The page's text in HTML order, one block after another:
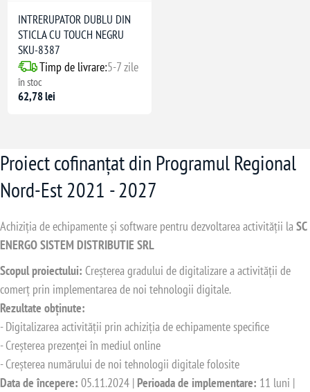
INTRERUPATOR DUBLU DIN
STICLA CU TOUCH NEGRU
SKU-8387
Timp de livrare:5-7 zile
în stoc
62,78 lei
Proiect cofinanțat din Programul Regional
Nord-Est 2021 - 2027
Achiziția de echipamente și software pentru dezvoltarea activității laSC
ENERGO SISTEM DISTRIBUTIE SRL
Scopul proiectului: Creșterea gradului de digitalizare a activității de
comerț prin implementarea de noi tehnologii digitale.
Rezultate obținute:
- Digitalizarea activității prin achiziția de echipamente specifice
- Creșterea prezenței în mediul online
- Creșterea numărului de noi tehnologii digitale folosite
Data de începere: 05.11.2024 | Perioada de implementare: 11 luni |